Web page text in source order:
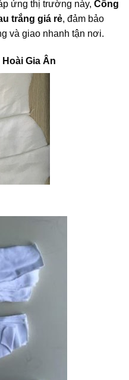
ứng thị trường này, Công
trắng giá rẻ, đảm bảo
và giao nhanh tận nơi.
Gia Ân